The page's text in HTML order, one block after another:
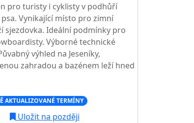
pro turisty i cyklisty v podhůří
Vynikající místo pro zimní
sjezdovka. Ideální podmínky pro
Výborné technické
výhled na Jeseníky,
zahradou a bazénem leží hned
AKTUALIZOVANÉ TERMÍNY
Uložit na později